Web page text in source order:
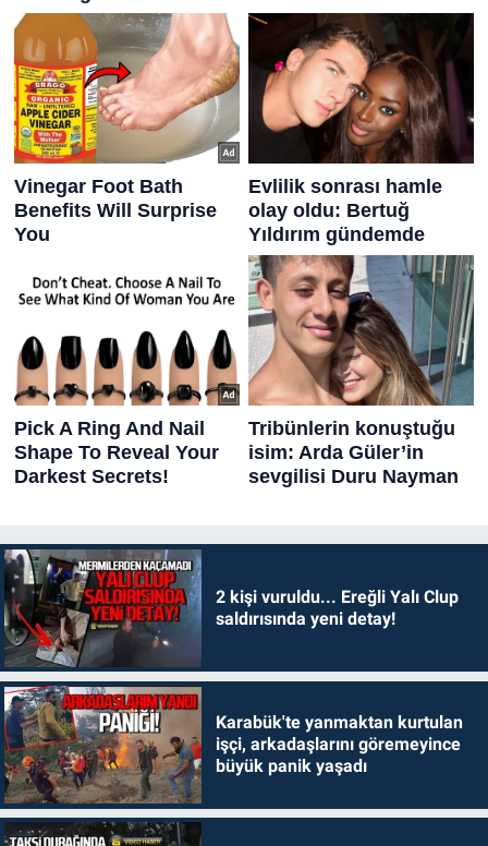
2 kişi vuruldu... Ereğli Yalı Clup
saldırısında yeni detay!
Karabük'te yanmaktan kurtulan
işçi, arkadaşlarını göremeyince
büyük panik yaşadı